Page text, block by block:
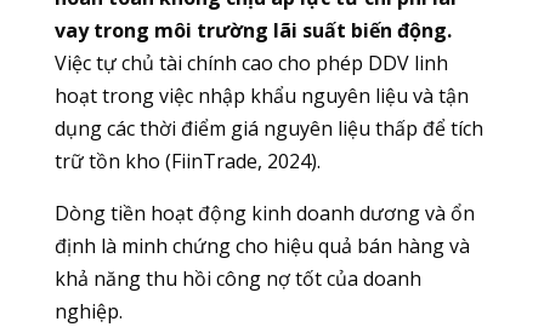
vay trong môi trường lãi suất biến động.
Việc tự chủ tài chính cao cho phép DDV linh
hoạt trong việc nhập khẩu nguyên liệu và tận
dụng các thời điểm giá nguyên liệu thấp để tích
trữ tồn kho (FiinTrade, 2024).
Dòng tiền hoạt động kinh doanh dương và ổn
định là minh chứng cho hiệu quả bán hàng và
khả năng thu hồi công nợ tốt của doanh
nghiệp.